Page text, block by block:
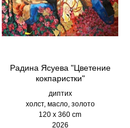
Радина Ясуева "Цветение
кокпаристки"
диптих
холст, масло, золото
120 х 360 cm
2026